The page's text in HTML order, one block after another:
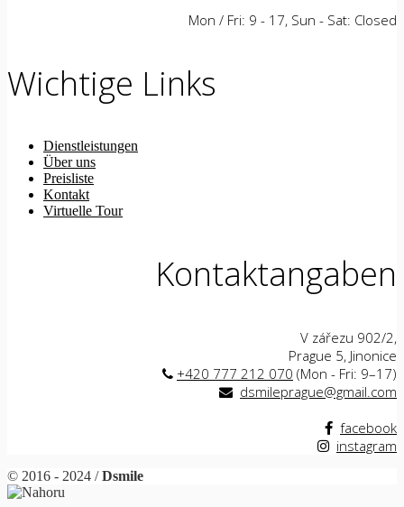
Mon / Fri: 9 - 17, Sun - Sat: Closed
Wichtige Links
Dienstleistungen
Über uns
Preisliste
Kontakt
Virtuelle Tour
Kontaktangaben
V zářezu 902/2,
Prague 5, Jinonice
+420 777 212 070 (Mon - Fri: 9–17)
dsmileprague@gmail.com
facebook
instagram
© 2016 - 2024 /Dsmile